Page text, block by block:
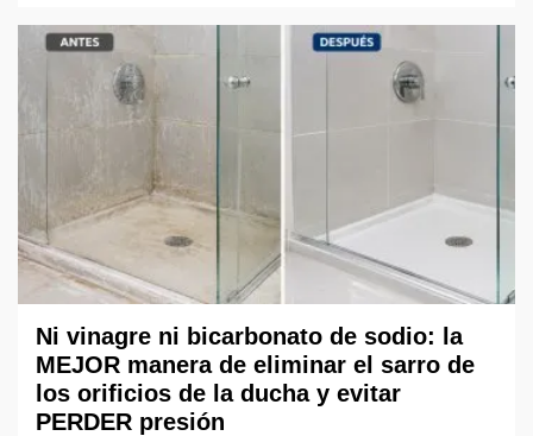
Ni vinagre ni bicarbonato de sodio: la
MEJOR manera de eliminar el sarro de
los orificios de la ducha y evitar
PERDER presión